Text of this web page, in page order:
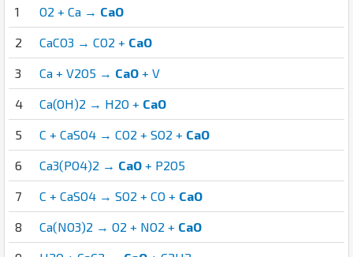
1 O2 + Ca → CaO
2 CaCO3 → CO2 + CaO
3 Ca + V2O5 → CaO + V
4 Ca(OH)2 → H2O + CaO
5 C + CaSO4 → CO2 + SO2 + CaO
6 Ca3(PO4)2 → CaO + P2O5
7 C + CaSO4 → SO2 + CO + CaO
8 Ca(NO3)2 → O2 + NO2 + CaO